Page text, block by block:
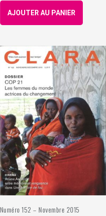
AJOUTER AU PANIER
Numéro 152 – Novembre 2015